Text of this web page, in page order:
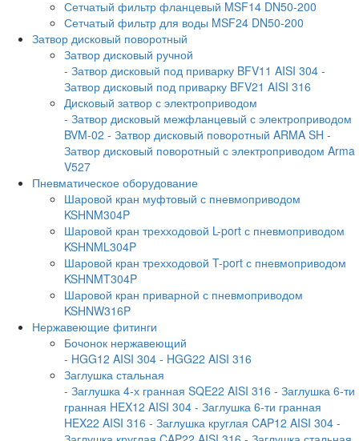
Сетчатый фильтр фланцевый MSF14 DN50-200
Сетчатый фильтр для воды MSF24 DN50-200
Затвор дисковый поворотный
Затвор дисковый ручной
- Затвор дисковый под приварку BFV11 AISI 304 -
Затвор дисковый под приварку BFV21 AISI 316
Дисковый затвор с электроприводом
- Затвор дисковый межфланцевый с электроприводом
BVM-02 - Затвор дисковый поворотный ARMA SH -
Затвор дисковый поворотный с электроприводом Arma
V527
Пневматическое оборудование
Шаровой кран муфтовый с пневмоприводом
KSHNM304P
Шаровой кран трехходовой L-port с пневмоприводом
KSHNML304P
Шаровой кран трехходовой T-port с пневмоприводом
KSHNMT304P
Шаровой кран приварной с пневмоприводом
KSHNW316P
Нержавеющие фитинги
Бочонок нержавеющий
- HGG12 AISI 304 - HGG22 AISI 316
Заглушка стальная
- Заглушка 4-х гранная SQE22 AISI 316 - Заглушка 6-ти
гранная HEX12 AISI 304 - Заглушка 6-ти гранная
HEX22 AISI 316 - Заглушка круглая CAP12 AISI 304 -